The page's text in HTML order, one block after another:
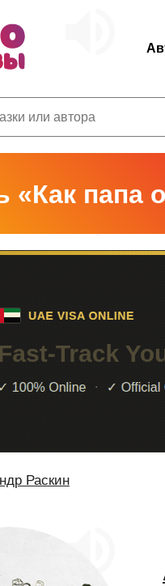
«Как папа
Раскин